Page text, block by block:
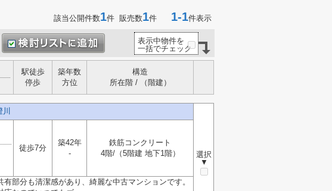
該当公開件数1件 販売数1件 1-1件表示
表示中物件を
一括でチェック
駅徒歩
停歩
築年数
方位
構造
所在階 / （階建）
選択
▼
徒歩7分
築42年
-
鉄筋コンクリート
4階/（5階建 地下1階）
部分も清潔感があり、綺麗な中古マンションです。